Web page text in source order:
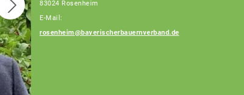
83024 Rosenheim
E-Mail:
rosenheim@bayerischerbauernverband.de